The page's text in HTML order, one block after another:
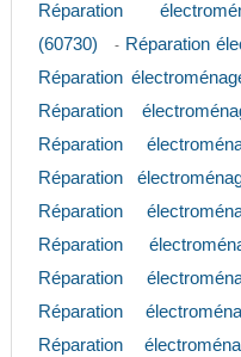
Réparation
(60730)
- Réparation
Réparation
Réparation
Réparation
Réparation
Réparation
Réparation
Réparation
Réparation
Réparation